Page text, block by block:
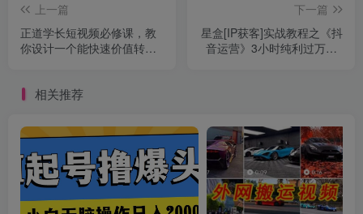
上一篇
正道学长短视频必修课，教
你设计一个能快速价值转化
下一篇
星盒[IP获客]实战教程之《抖
音运营》3小时纯利过万0-1
相关推荐